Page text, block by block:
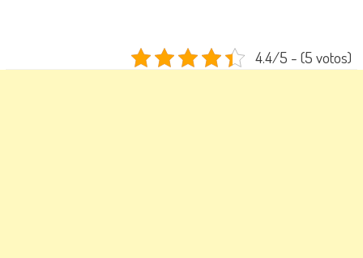
4.4/5 - (5 votos)